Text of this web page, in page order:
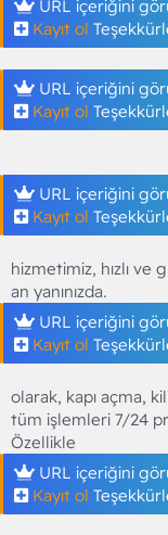
URL içeriğini
Kayıt ol
URL içeriğini
Kayıt ol
URL içeriğini
Kayıt ol
hizmetimiz, hızlı ve
an yanınızda.
URL içeriğini
Kayıt ol
olarak, kapı açma,
tüm işlemleri 7/24
Özellikle
URL içeriğini
Kayıt ol